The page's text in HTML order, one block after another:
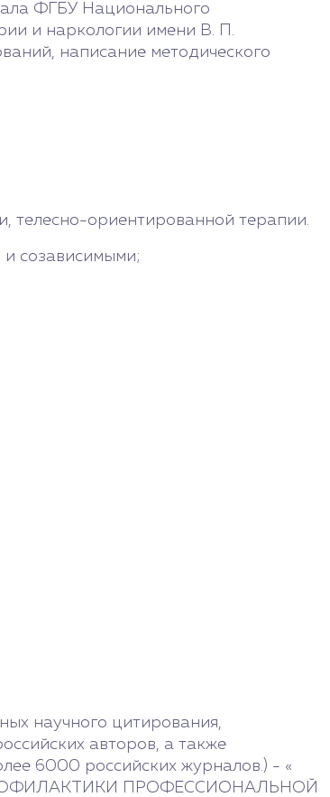
ФГБУ Национального
и наркологии имени В. П.
написание методического
телесно-ориентированной терапии.
созависимыми;
научного цитирования,
авторов, а также
6000 российских журналов.) - «
ПРОФЕССИОНАЛЬНОЙ